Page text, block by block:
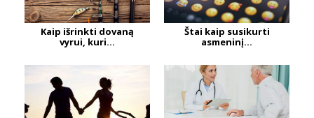
Kaip išrinkti dovaną
vyrui, kuri...
Štai kaip susikurti
asmeninį...